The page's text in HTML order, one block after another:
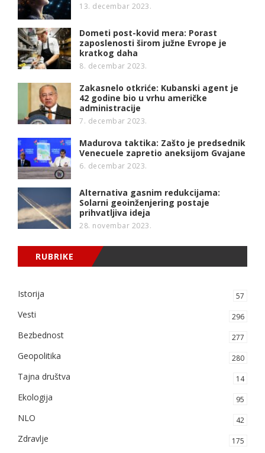
13. decembar 2023.
Dometi post-kovid mera: Porast
zaposlenosti širom južne Evrope je
kratkog daha
8. decembar 2023.
Zakasnelo otkriće: Kubanski agent je
42 godine bio u vrhu američke
administracije
7. decembar 2023.
Madurova taktika: Zašto je predsednik
Venecuele zapretio aneksijom Gvajane
6. decembar 2023.
Alternativa gasnim redukcijama:
Solarni geoinženjering postaje
prihvatljiva ideja
28. novembar 2023.
RUBRIKE
Istorija 57
Vesti 296
Bezbednost 277
Geopolitika 280
Tajna društva 14
Ekologija 95
NLO 42
Zdravlje 175